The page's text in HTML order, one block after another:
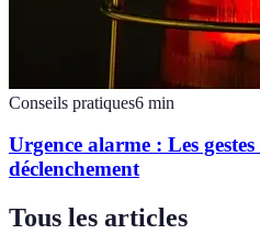
Conseils pratiques6 min
Urgence alarme : Les gestes
déclenchement
Tous les articles